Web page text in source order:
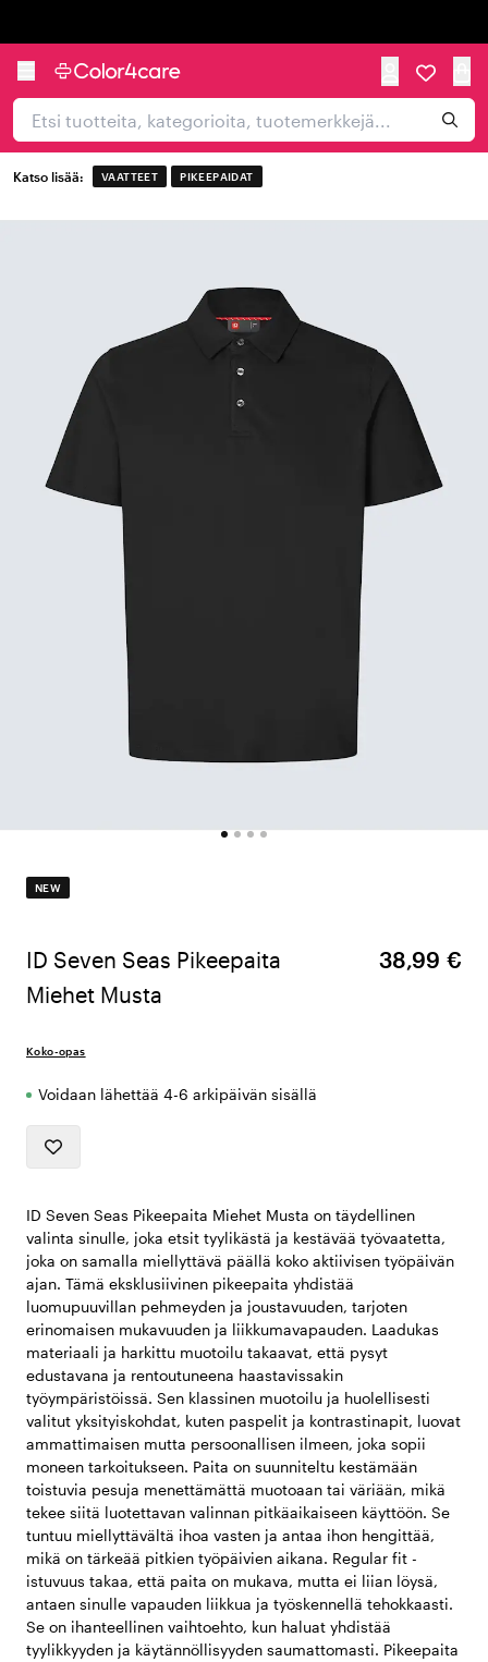
Katso lisää: VAATTEET PIKEEPAIDAT
NEW
ID Seven Seas Pikeepaita
Miehet Musta
38,99 €
Koko-opas
Voidaan lähettää 4-6 arkipäivän sisällä
ID Seven Seas Pikeepaita Miehet Musta on täydellinen
valinta sinulle, joka etsit tyylikästä ja kestävää työvaatetta,
joka on samalla miellyttävä päällä koko aktiivisen työpäivän
ajan. Tämä eksklusiivinen pikeepaita yhdistää
luomupuuvillan pehmeyden ja joustavuuden, tarjoten
erinomaisen mukavuuden ja liikkumavapauden. Laadukas
materiaali ja harkittu muotoilu takaavat, että pysyt
edustavana ja rentoutuneena haastavissakin
työympäristöissä. Sen klassinen muotoilu ja huolellisesti
valitut yksityiskohdat, kuten paspelit ja kontrastinapit, luovat
ammattimaisen mutta persoonallisen ilmeen, joka sopii
moneen tarkoitukseen. Paita on suunniteltu kestämään
toistuvia pesuja menettämättä muotoaan tai väriään, mikä
tekee siitä luotettavan valinnan pitkäaikaiseen käyttöön. Se
tuntuu miellyttävältä ihoa vasten ja antaa ihon hengittää,
mikä on tärkeää pitkien työpäivien aikana. Regular fit -
istuvuus takaa, että paita on mukava, mutta ei liian löysä,
antaen sinulle vapauden liikkua ja työskennellä tehokkaasti.
Se on ihanteellinen vaihtoehto, kun haluat yhdistää
tyylikkyyden ja käytännöllisyyden saumattomasti. Pikeepaita